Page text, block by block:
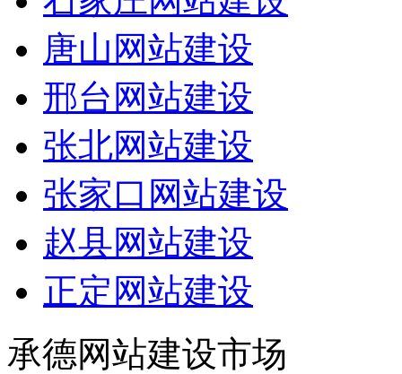
唐山网站建设
邢台网站建设
张北网站建设
张家口网站建设
赵县网站建设
正定网站建设
承德网站建设市场